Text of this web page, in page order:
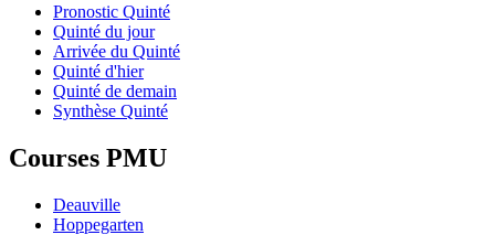
Pronostic Quinté
Quinté du jour
Arrivée du Quinté
Quinté d'hier
Quinté de demain
Synthèse Quinté
Courses PMU
Deauville
Hoppegarten